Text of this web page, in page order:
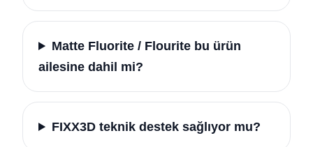
Matte Fluorite / Flourite bu ürün
ailesine dahil mi?
FIXX3D teknik destek sağlıyor mu?